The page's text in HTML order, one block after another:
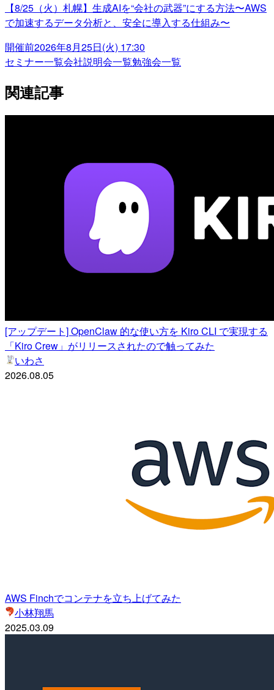
【8/25（火）札幌】生成AIを“会社の武器”にする方法〜AWS
で加速するデータ分析と、安全に導入する仕組み〜
開催前2026年8月25日(火) 17:30
セミナー一覧会社説明会一覧勉強会一覧
関連記事
[アップデート] OpenClaw 的な使い方を Kiro CLI で実現する
「Kiro Crew」がリリースされたので触ってみた
いわさ
2026.08.05
AWS Finchでコンテナを立ち上げてみた
小林翔馬
2025.03.09